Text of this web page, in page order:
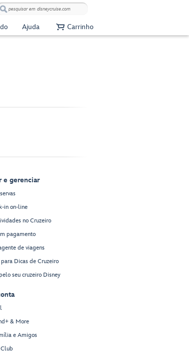
Ajuda Carrinho
e gerenciar
in on-line
no Cruzeiro
pagamento
de viagens
Dicas de Cruzeiro
seu cruzeiro Disney
& More
e Amigos